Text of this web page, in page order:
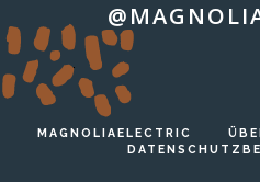
…
MAGNOLIAELECTRIC